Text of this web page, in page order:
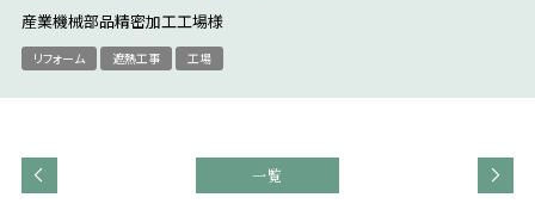
産業機械部品精密加工工場様
リフォーム 遮熱工事 工場
一覧